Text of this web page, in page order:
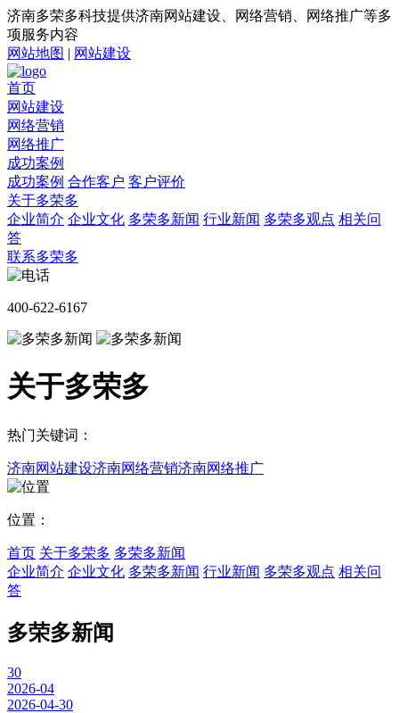
济南多荣多科技提供济南网站建设、网络营销、网络推广等多
项服务内容
网站地图 | 网站建设
首页
网站建设
网络营销
网络推广
成功案例
成功案例 合作客户 客户评价
关于多荣多
企业简介 企业文化 多荣多新闻 行业新闻 多荣多观点 相关问
答
联系多荣多
400-622-6167
关于多荣多
热门关键词：
济南网站建设济南网络营销济南网络推广
位置：
首页 关于多荣多 多荣多新闻
企业简介 企业文化 多荣多新闻 行业新闻 多荣多观点 相关问
答
多荣多新闻
30
2026-04
2026-04-30